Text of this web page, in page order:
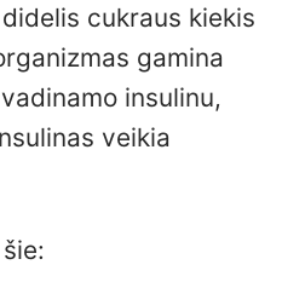
cukraus kiekis
gamina
insulinu,
veikia